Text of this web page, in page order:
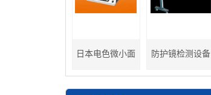
日本电色微小面 防护镜检测设备